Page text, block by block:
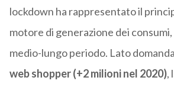
lockdown ha rappresentato il
motore di generazione dei
medio-lungo periodo. Lato
web shopper (+2 milioni nel 2020),